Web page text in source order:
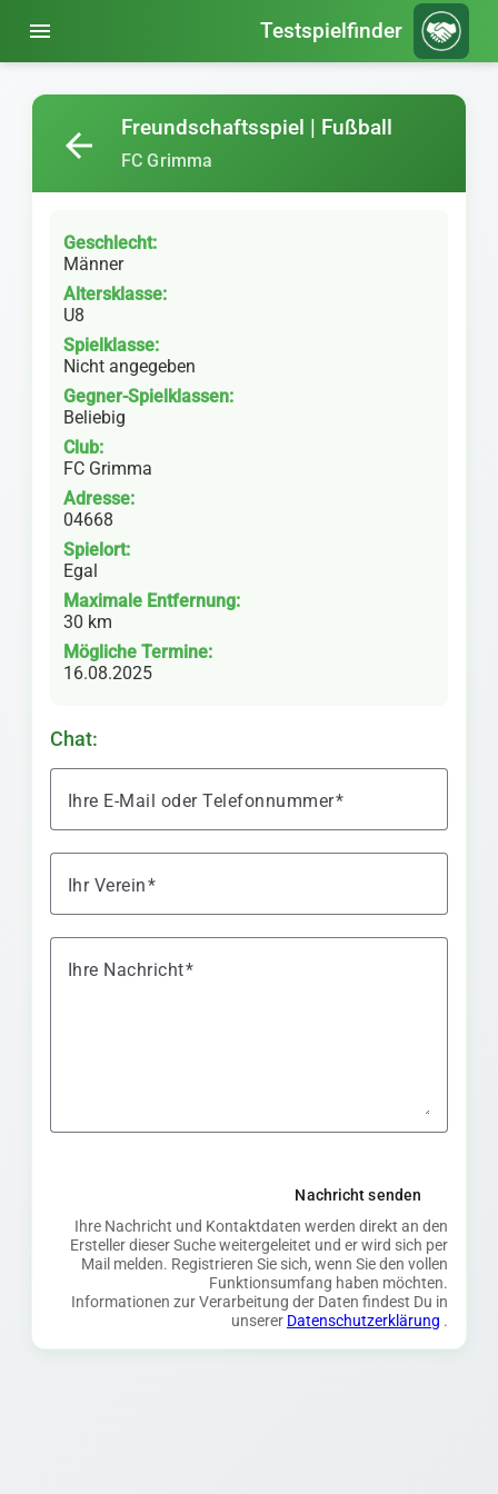
menu Testspielfinder
Freundschaftsspiel | Fußball
FC Grimma
arrow_back
Geschlecht:
Männer
Altersklasse:
U8
Spielklasse:
Nicht angegeben
Gegner-Spielklassen:
Beliebig
Club:
FC Grimma
Adresse:
04668
Spielort:
Egal
Maximale Entfernung:
30 km
Mögliche Termine:
16.08.2025
Chat:
Ihre E-Mail oder Telefonnummer
Ihr Verein
Ihre Nachricht
Nachricht senden
Ihre Nachricht und Kontaktdaten werden direkt an den
Ersteller dieser Suche weitergeleitet und er wird sich per
Mail melden. Registrieren Sie sich, wenn Sie den vollen
Funktionsumfang haben möchten.
Informationen zur Verarbeitung der Daten findest Du in
unserer Datenschutzerklärung .